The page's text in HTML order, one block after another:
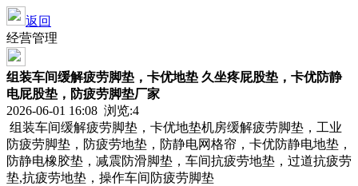
返回
经营管理
组装车间缓解疲劳脚垫，卡优地垫 久坐疼屁股垫，卡优防静
电屁股垫，防疲劳脚垫厂家
2026-06-01 16:08 浏览:4
组装车间缓解疲劳脚垫，卡优地垫机房缓解疲劳脚垫，工业
防疲劳脚垫，防疲劳地垫，防静电网格帘，卡优防静电地垫，
防静电橡胶垫，减震防滑脚垫，车间抗疲劳地垫，过道抗疲劳
垫,抗疲劳地垫，操作车间防疲劳脚垫